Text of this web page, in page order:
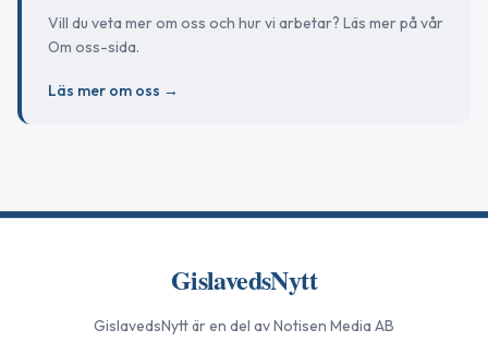
Vill du veta mer om oss och hur vi arbetar? Läs mer på vår
Om oss-sida.
Läs mer om oss →
GislavedsNytt
GislavedsNyttär en del av Notisen Media AB